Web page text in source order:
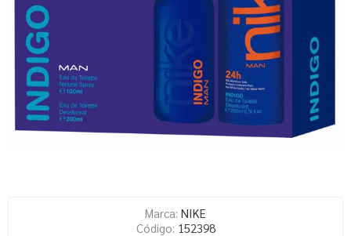
Marca: NIKE
Código: 152398